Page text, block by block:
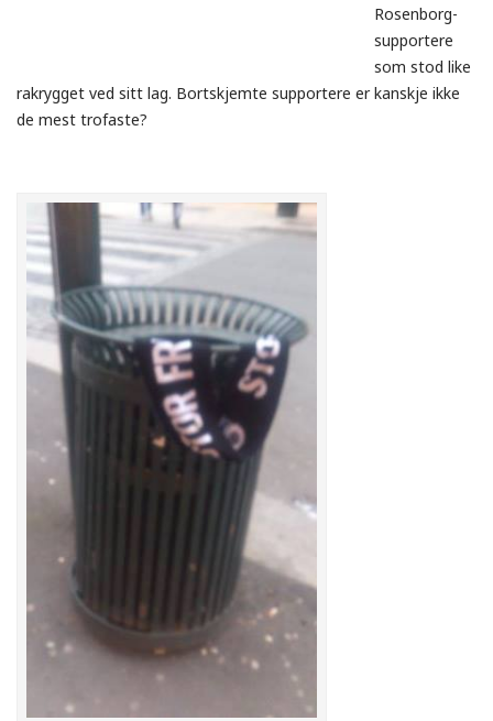
Rosenborg-
supportere
som stod like
rakrygget ved sitt lag. Bortskjemte supportere er kanskje ikke
de mest trofaste?